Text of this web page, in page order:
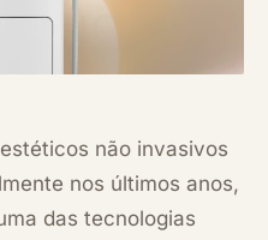
não invasivos
nos últimos anos,
das tecnologias